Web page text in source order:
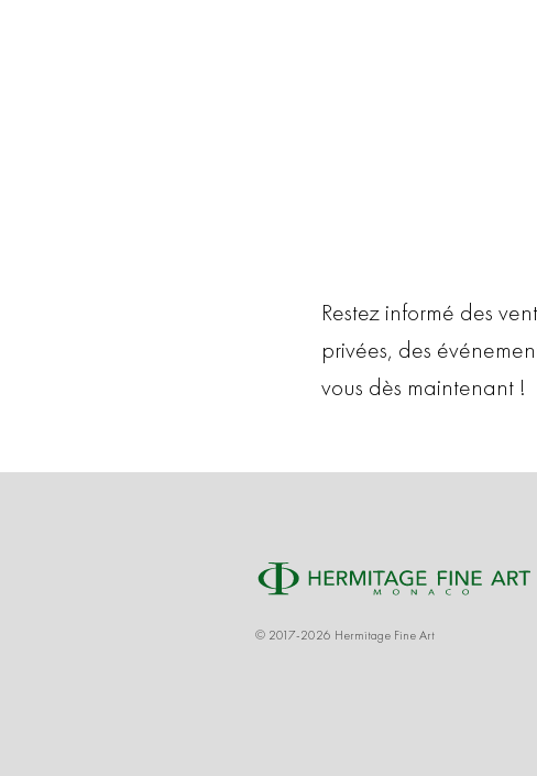
Restez informé des
privées, des
vous dès maintenant !
© 2017-2026 Hermitage Fine Art